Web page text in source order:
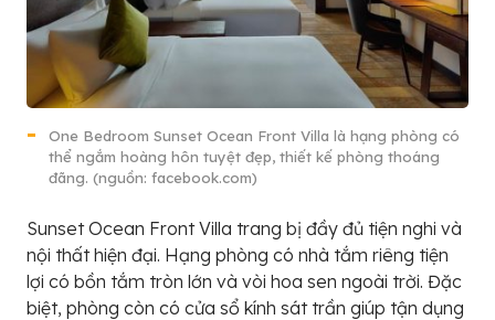
One Bedroom Sunset Ocean Front Villa là hạng phòng có
thể ngắm hoàng hôn tuyệt đẹp, thiết kế phòng thoáng
đãng. (nguồn: facebook.com)
Sunset Ocean Front Villa trang bị đầy đủ tiện nghi và
nội thất hiện đại. Hạng phòng có nhà tắm riêng tiện
lợi có bồn tắm tròn lớn và vòi hoa sen ngoài trời. Đặc
biệt, phòng còn có cửa sổ kính sát trần giúp tận dụng